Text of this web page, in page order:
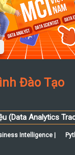
Đào Tạo
(Data Analytics
Intelligence |